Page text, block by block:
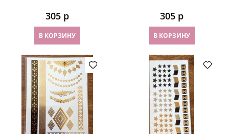
305 р
В КОРЗИНУ
305 р
В КОРЗИНУ